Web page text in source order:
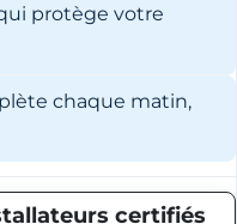
protège votre
chaque matin,
certifiés